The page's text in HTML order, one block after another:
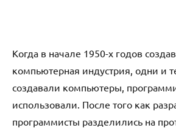
Когда в начале 1950-х годов
компьютерная индустрия, одни и
создавали компьютеры,
использовали. После того как
программисты разделились на